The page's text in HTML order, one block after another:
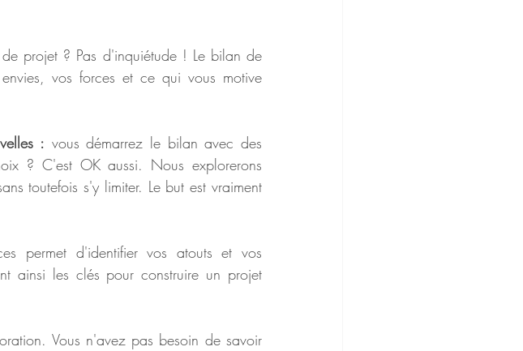
projet ? Pas d'inquiétude ! Le bilan de
vos forces et ce qui vous motive
: vous démarrez le bilan avec des
? C'est OK aussi. Nous explorerons
toutefois s'y limiter. Le but est vraiment
permet d'identifier vos atouts et vos
ainsi les clés pour construire un projet
Vous n'avez pas besoin de savoir